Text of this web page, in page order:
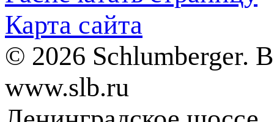
Карта сайта
© 2026 Schlumberger.
www.slb.ru